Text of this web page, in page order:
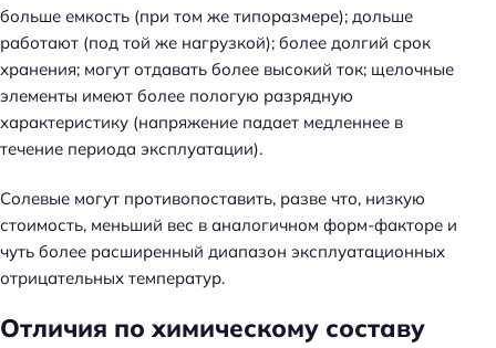
больше емкость (при том же типоразмере); дольше
работают (под той же нагрузкой); более долгий срок
хранения; могут отдавать более высокий ток; щелочные
элементы имеют более пологую разрядную
характеристику (напряжение падает медленнее в
течение периода эксплуатации).
Солевые могут противопоставить, разве что, низкую
стоимость, меньший вес в аналогичном форм-факторе и
чуть более расширенный диапазон эксплуатационных
отрицательных температур.
Отличия по химическому составу